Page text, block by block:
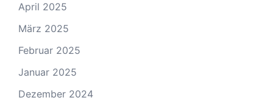
April 2025
März 2025
Februar 2025
Januar 2025
Dezember 2024